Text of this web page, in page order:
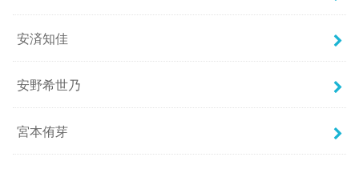
安済知佳
安野希世乃
宮本侑芽